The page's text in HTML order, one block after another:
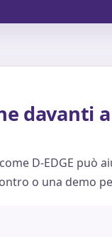
davanti
D-EDGE può
o una demo